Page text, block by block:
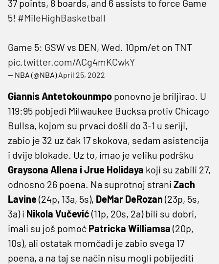
37 points, 8 boards, and 6 assists to force Game
5! #MileHighBasketball
Game 5: GSW vs DEN, Wed. 10pm/et on TNT
pic.twitter.com/ACg4mKCwkY
— NBA (@NBA)April 25, 2022
Giannis Antetokounmpo ponovno je briljirao. U
119:95 pobjedi Milwaukee Bucksa protiv Chicago
Bullsa, kojom su prvaci došli do 3-1 u seriji,
zabio je 32 uz čak 17 skokova, sedam asistencija
i dvije blokade. Uz to, imao je veliku podršku
Graysona Allena i Jrue Holidaya koji su zabili 27,
odnosno 26 poena. Na suprotnoj strani Zach
Lavine(24p, 13a, 5s), DeMar DeRozan (23p, 5s,
3a) i Nikola Vučević (11p, 20s, 2a) bili su dobri,
imali su još pomoć Patricka Williamsa (20p,
10s), ali ostatak momčadi je zabio svega 17
poena, a na taj se način nisu mogli pobijediti